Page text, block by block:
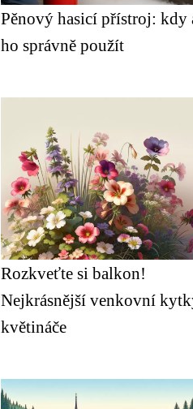
Pěnový hasicí přístroj: kdy
ho správně použít
Rozkveťte si balkon!
Nejkrásnější venkovní
květináče